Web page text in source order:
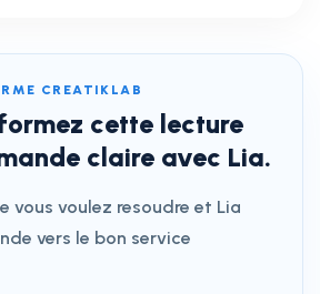
CREATIKLAB
cette lecture
claire avec Lia.
vous voulez resoudre et Lia
vers le bon service